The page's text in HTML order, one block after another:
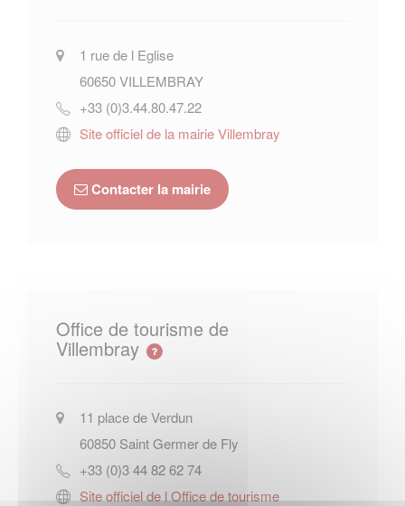
1 rue de l Eglise
60650VILLEMBRAY
+33 (0)3.44.80.47.22
Site officiel de la mairie Villembray
Contacter la mairie
Office de tourisme de
Villembray
11 place de Verdun
60850 Saint Germer de Fly
+33 (0)3 44 82 62 74
Site officiel de l Office de tourisme